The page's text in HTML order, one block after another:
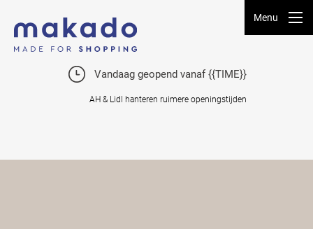
Menu
Vandaag geopend vanaf {{TIME}}
AH & Lidl hanteren ruimere openingstijden